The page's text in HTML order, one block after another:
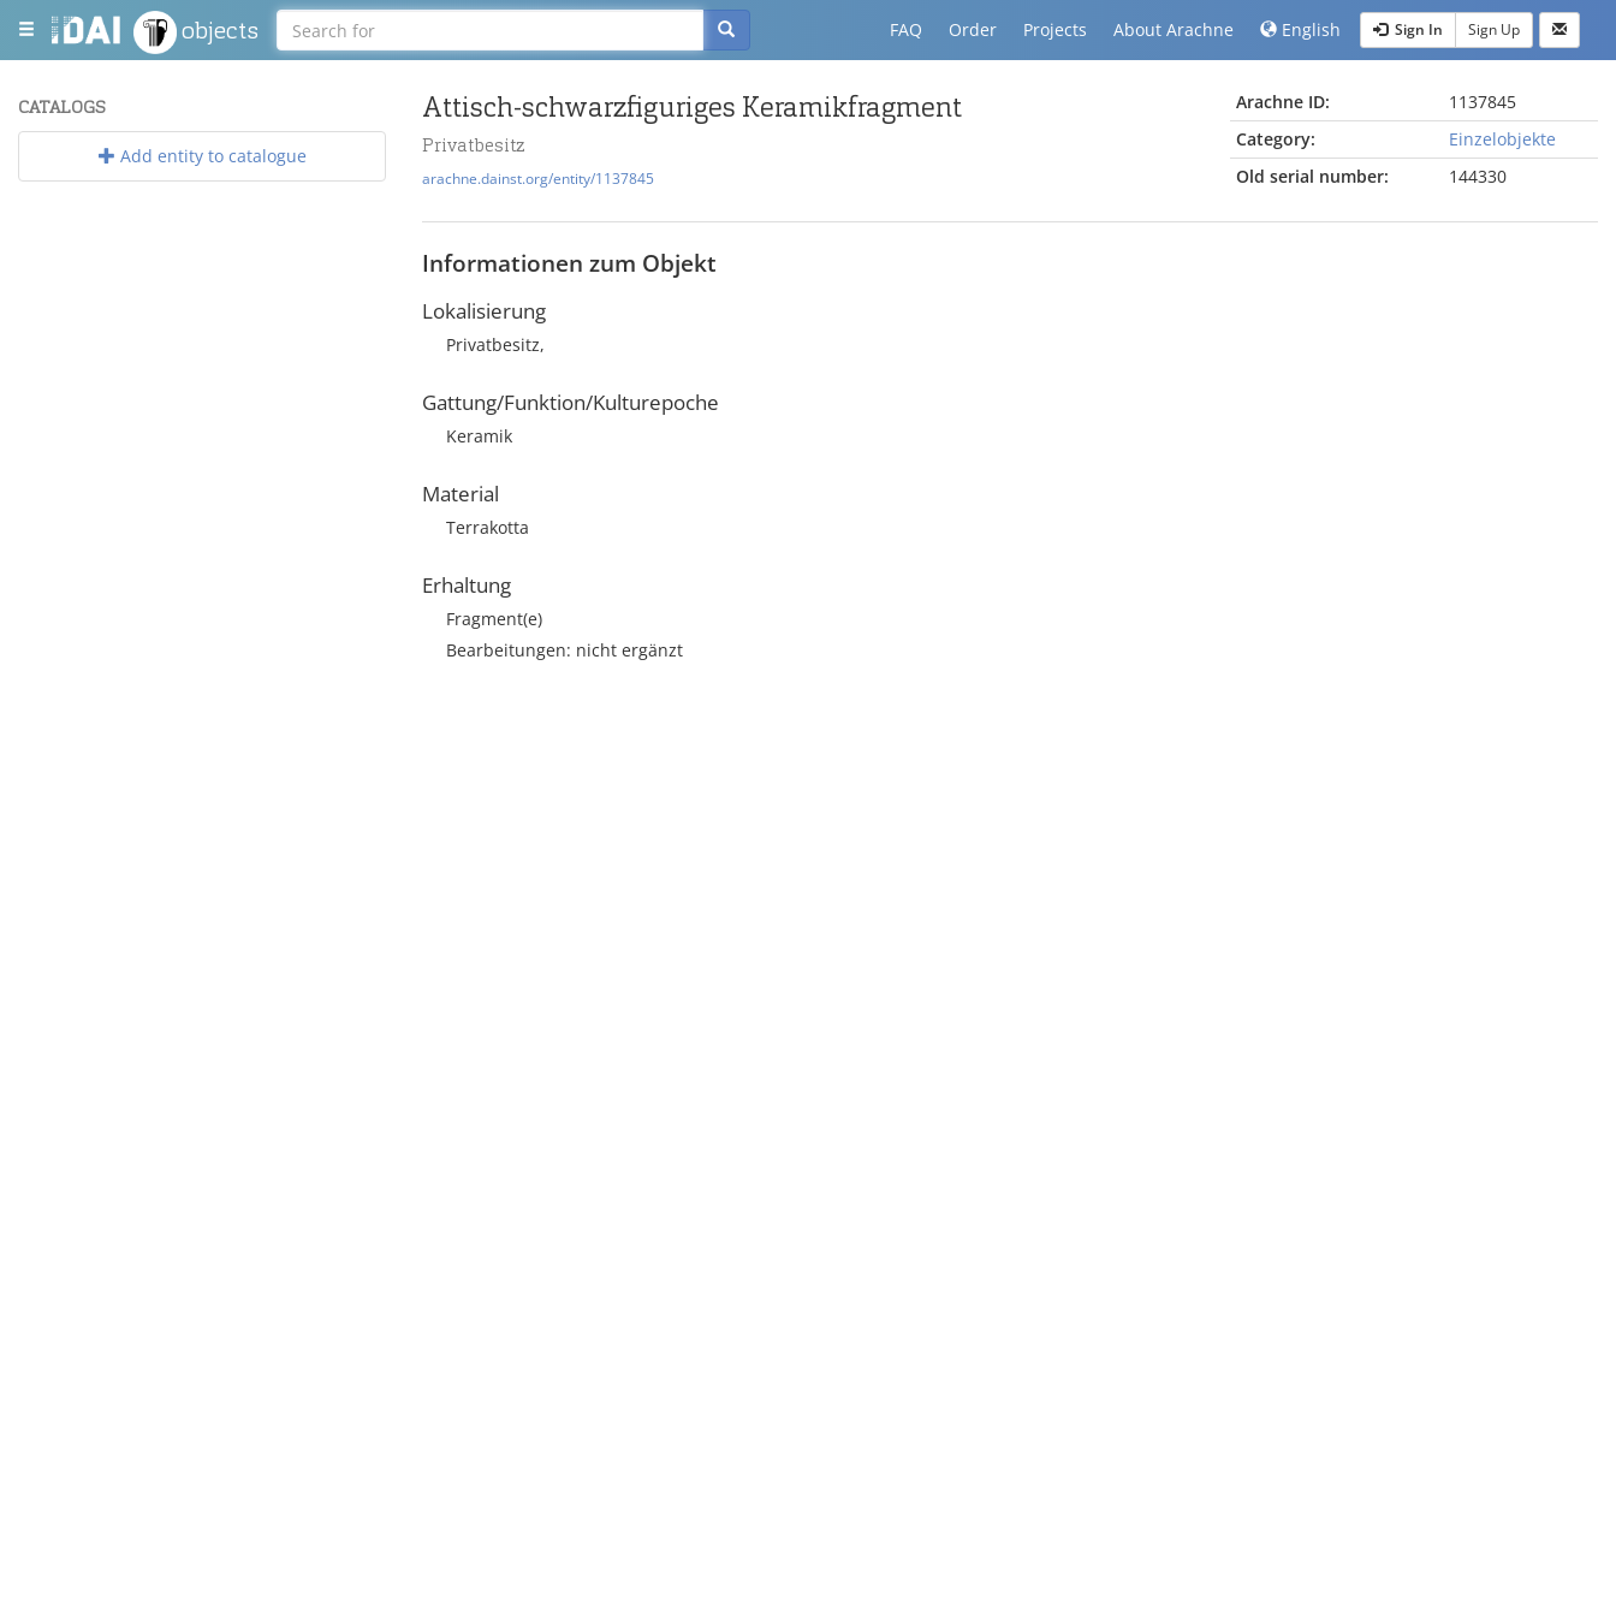
objects FAQ Order Projects About Arachne English Sign In Sign Up
CATALOGS
Add entity to catalogue
Attisch-schwarzfiguriges Keramikfragment
Privatbesitz
arachne.dainst.org/entity/1137845
Arachne ID:
1137845
Category:
Einzelobjekte
Old serial number:
144330
Informationen zum Objekt
Lokalisierung
Privatbesitz,
Gattung/Funktion/Kulturepoche
Keramik
Material
Terrakotta
Erhaltung
Fragment(e)
Bearbeitungen: nicht ergänzt